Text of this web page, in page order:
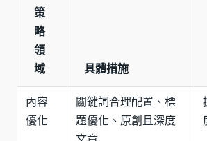
策
略
領
域
具體措施
內容
優化
關鍵詞合理配置、標
題優化、原創且深度